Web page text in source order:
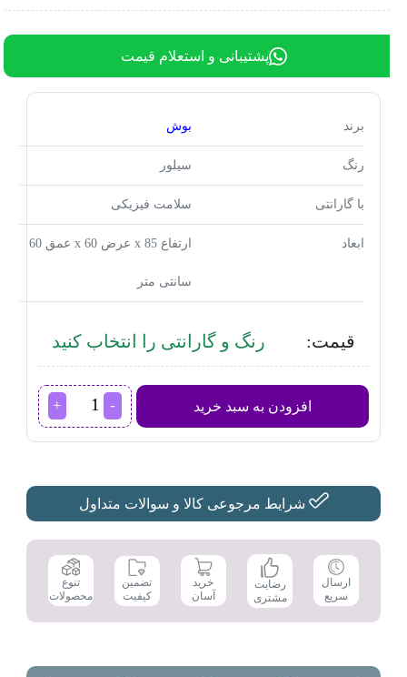
پشتیبانی و استعلام قیمت
برند بوش
رنگ سیلور
با گارانتی سلامت فیزیکی
ابعاد ارتفاع 85 x عرض 60 x عمق 60
سانتی متر
قیمت: رنگ و گارانتی را انتخاب کنید
افزودن به سبد خرید
ماشین
ظرفشویی
عدد
شرایط مرجوعی کالا و سوالات متداول
ارسال
سریع
رضایت
مشتری
خرید
آسان
تضمین
کیفیت
تنوع
محصولات